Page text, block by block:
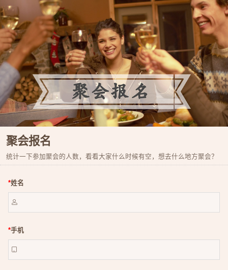
聚会报名
统计一下参加聚会的人数，看看大家什么时候有空，想去什么地方聚会？
*姓名

*手机
